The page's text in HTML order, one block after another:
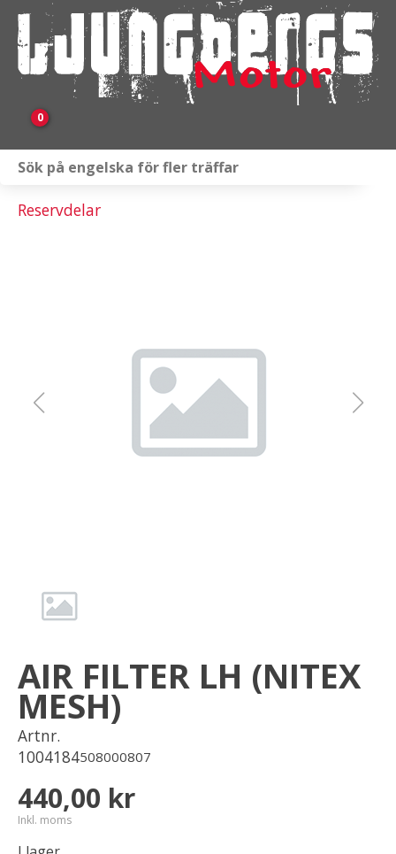
0
Släpvagnar & Skylift
Reservdelar
AIR FILTER LH (NITEX
MESH)
Artnr.
1004184508000807
440,00 kr
Inkl. moms